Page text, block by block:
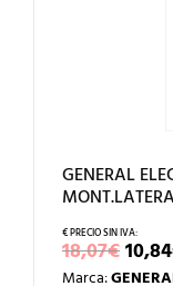
GENERAL
18,07€EL
10,84
Marca: